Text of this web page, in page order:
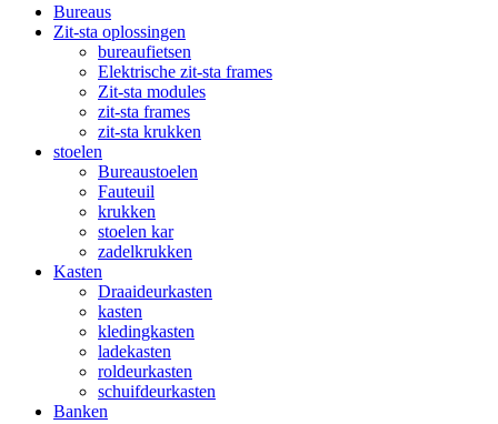
Bureaus
Zit-sta oplossingen
bureaufietsen
Elektrische zit-sta frames
Zit-sta modules
zit-sta frames
zit-sta krukken
stoelen
Bureaustoelen
Fauteuil
krukken
stoelen kar
zadelkrukken
Kasten
Draaideurkasten
kasten
kledingkasten
ladekasten
roldeurkasten
schuifdeurkasten
Banken